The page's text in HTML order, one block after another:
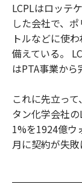
LCPLはロッテ
した会社で、
トルなどに使
備えている。
はPTA事業から
これに先立っ
タン化学会社
1%を1924億ウ
月に契約が失敗